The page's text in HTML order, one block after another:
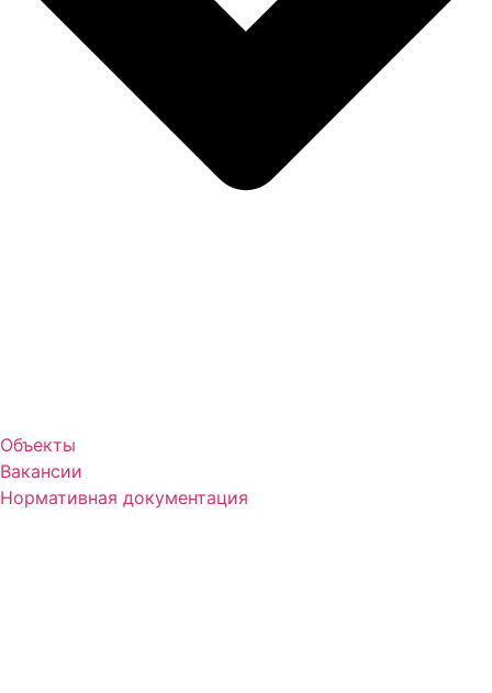
Объекты
Вакансии
Нормативная документация